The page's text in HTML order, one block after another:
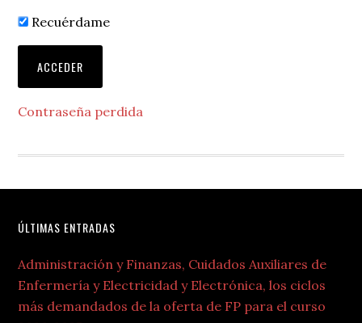
Recuérdame
Contraseña perdida
Footer
ÚLTIMAS ENTRADAS
Administración y Finanzas, Cuidados Auxiliares de
Enfermería y Electricidad y Electrónica, los ciclos
más demandados de la oferta de FP para el curso